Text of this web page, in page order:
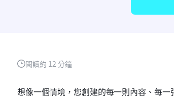
閱讀約 12 分鐘
想像一個情境，您創建的每一則內容、每